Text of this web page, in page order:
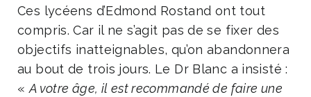
Ces lycéens d’Edmond Rostand ont tout
compris. Car il ne s’agit pas de se fixer des
objectifs inatteignables, qu’on abandonnera
au bout de trois jours. Le Dr Blanc a insisté :
«A votre âge, il est recommandé de faire une